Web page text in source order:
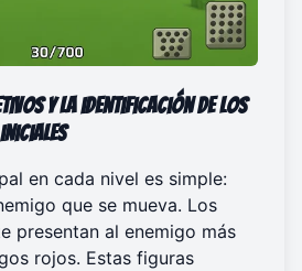
y la identificación de los
en cada nivel es simple:
que se mueva. Los
presentan al enemigo más
rojos. Estas figuras